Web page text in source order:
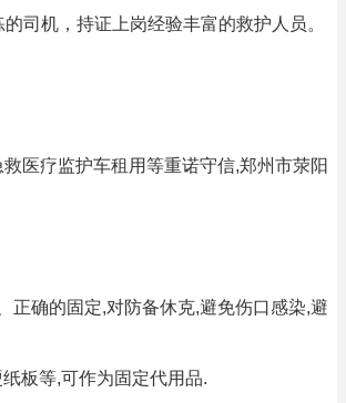
司机，持证上岗经验丰富的救护人员。
医疗监护车租用等重诺守信,郑州市荥阳
正确的固定,对防备休克,避免伤口感染,避
板等,可作为固定代用品.